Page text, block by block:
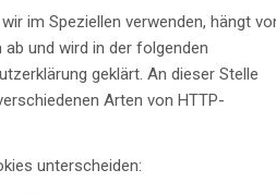
im Speziellen verwenden, hängt
und wird in der folgenden
geklärt. An dieser Stelle
Arten von HTTP-
unterscheiden: